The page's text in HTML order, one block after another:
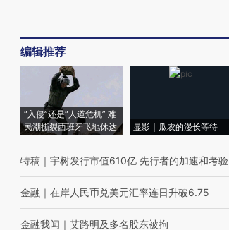
编辑推荐
“入侵”还是“人道危机” 难
民潮撕裂西班牙飞地休达
显影｜瓜农的漫长等待
特稿 ｜ 宇树发行市值610亿 先行者的加速和考验
金融 ｜ 在岸人民币兑美元汇率连日升破6.75
金融我闻 ｜ 艾路明及多名股东被拘